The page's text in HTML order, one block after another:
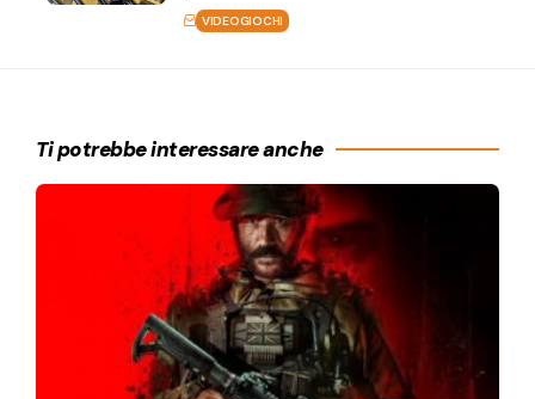
VIDEOGIOCHI
Ti potrebbe interessare anche